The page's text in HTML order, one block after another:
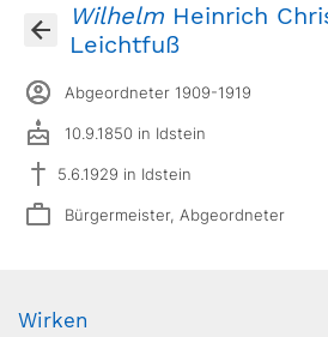
Wilhelm Heinrich
Leichtfuß
Abgeordneter 1909-1919
10.9.1850 in Idstein
5.6.1929 in Idstein
Bürgermeister, Abgeordneter
Wirken